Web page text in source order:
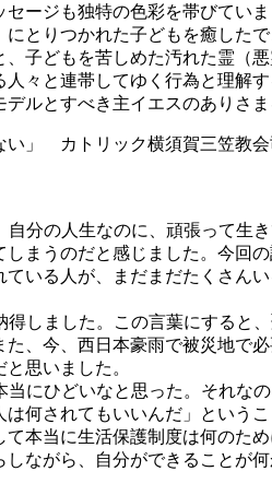
ージも独特の色彩を帯びてい
とりつかれた子どもを癒した
子どもを苦しめた汚れた霊（
々と連帯してゆく行為と理解
ルとすべき主イエスのありさ
い」 カトリック横須賀三笠教
分の人生なのに、頑張って生
まうのだと感じました。今回
いる人が、まだまだたくさん
しました。この言葉にすると
、今、西日本豪雨で被災地で
思いました。
にひどいなと思った。それな
何されてもいいんだ」という
本当に生活保護制度は何のた
ながら、自分ができることが